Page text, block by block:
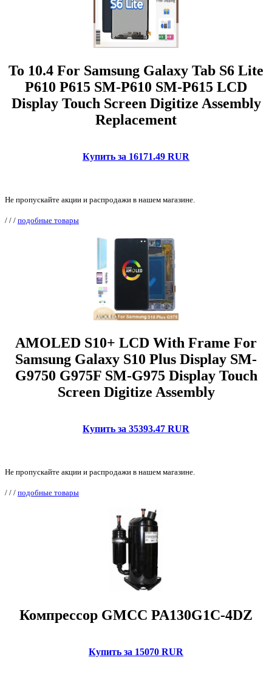
To 10.4 For Samsung Galaxy Tab S6 Lite
P610 P615 SM-P610 SM-P615 LCD
Display Touch Screen Digitize Assembly
Replacement
Купить за 16171.49 RUR
Не пропускайте акции и распродажи в нашем магазине.
/ / / подобные товары
AMOLED S10+ LCD With Frame For
Samsung Galaxy S10 Plus Display SM-
G9750 G975F SM-G975 Display Touch
Screen Digitize Assembly
Купить за 35393.47 RUR
Не пропускайте акции и распродажи в нашем магазине.
/ / / подобные товары
Компрессор GMCC PA130G1C-4DZ
Купить за 15070 RUR